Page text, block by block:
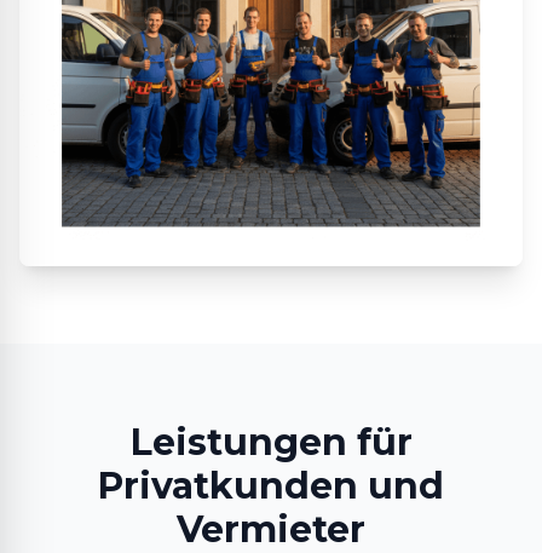
Leistungen für
Privatkunden und
Vermieter